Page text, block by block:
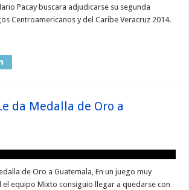
Pacay buscara adjudicarse su segunda
Centroamericanos y del Caribe Veracruz 2014.
da Medalla de Oro a
de Oro a Guatemala, En un juego muy
el equipo Mixto consiguio llegar a quedarse con